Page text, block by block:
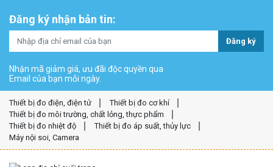
Đăng ký nhận bản tin:
Đăng ký
Nhận mã giảm giá, ưu đãi độc quyền qua
Email của bạn mỗi ngày.
Thiết bị đo điện, điện tử
Thiết bị đo cơ khí
Thiết bị đo môi trường, chất lỏng, thực phẩm
Thiết bị đo nhiệt độ
Thiết bị đo áp suất, thủy lực
Máy nội soi, Camera